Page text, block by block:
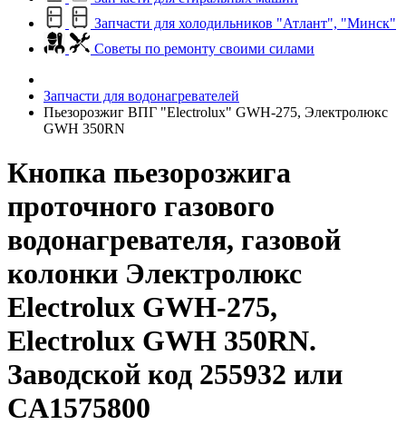
Запчасти для холодильников "Атлант", "Минск"
Советы по ремонту своими силами
Запчасти для водонагревателей
Пьезорозжиг ВПГ "Electrolux" GWH-275, Электролюкс
GWH 350RN
Кнопка пьезорозжига
проточного газового
водонагревателя, газовой
колонки Электролюкс
Electrolux GWH-275,
Electrolux GWH 350RN.
Заводской код 255932 или
CA1575800